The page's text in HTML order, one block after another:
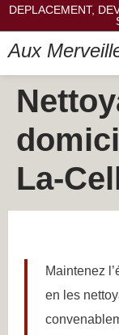
DEPLACEMENT,
Aux
La-
Maintenez
en les